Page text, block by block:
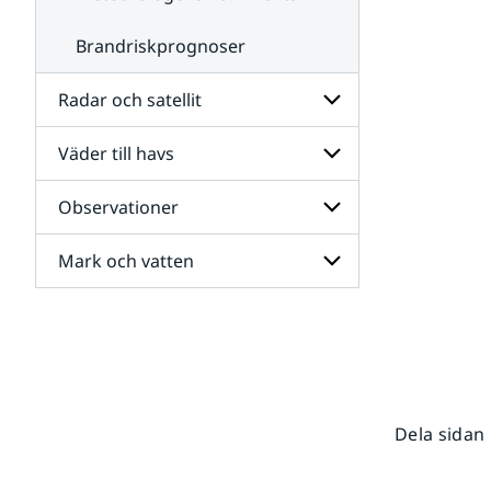
Brandriskprognoser
Radar och satellit
Undersidor
för
Radar
och
satellit
Väder till havs
Undersidor
för
Väder
till
havs
Observationer
Undersidor
för
Mark och vatten
Dela sidan